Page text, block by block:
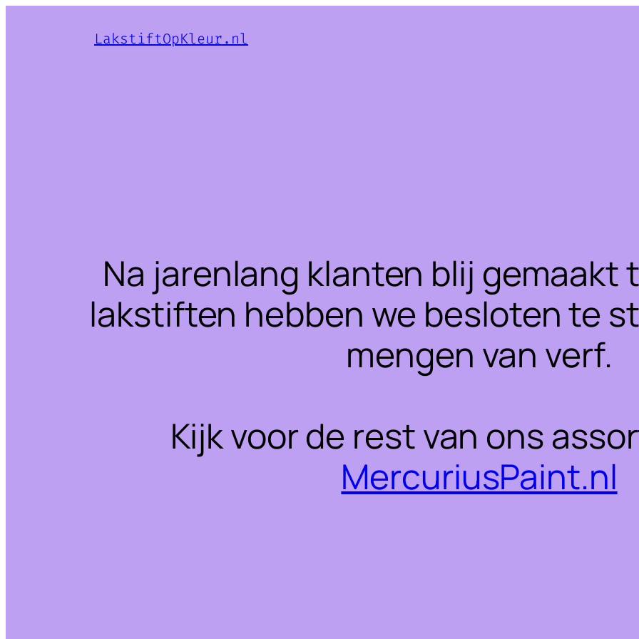
LakstiftOpKleur.nl
Na jarenlang klanten blij gemaakt
lakstiften hebben we besloten te
mengen van verf.
Kijk voor de rest van ons
MercuriusPaint.nl